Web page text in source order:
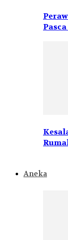
Aneka